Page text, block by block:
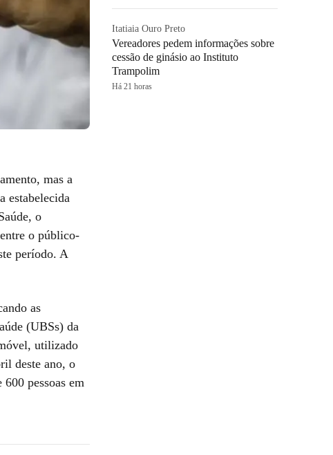
mas a
estabelecida
o
o público-
período. A
as
(UBSs) da
utilizado
deste ano, o
pessoas em
Itatiaia Ouro Preto
Vereadores pedem informações sobre
cessão de ginásio ao Instituto
Trampolim
Há 21 horas